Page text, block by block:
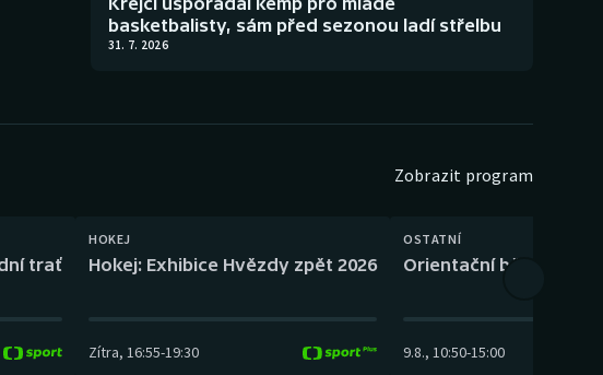
basketbalisty, sám před sezonou ladí střelbu
31. 7. 2026
Zobrazit program
trať
HOKEJ
Hokej: Exhibice Hvězdy zpět 2026
Zítra, 16:55-19:30
OSTATNÍ
Orientační běh: SP
9.8., 10:50-15:00